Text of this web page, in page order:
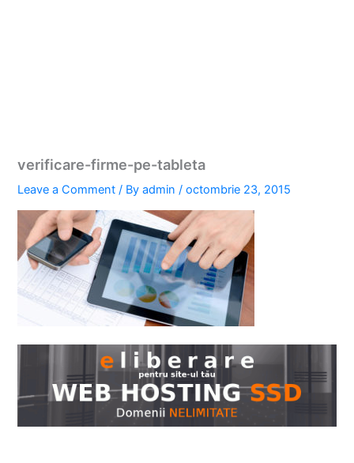
verificare-firme-pe-tableta
Leave a Comment / Byadmin/octombrie 23, 2015